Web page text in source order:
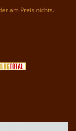
am Preis nichts.